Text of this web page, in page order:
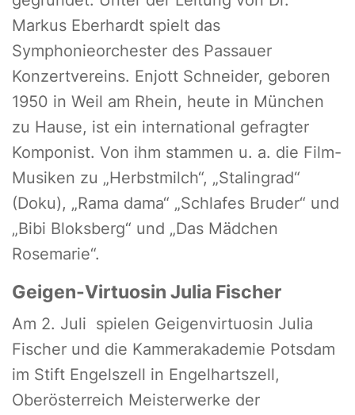
Markus Eberhardt spielt das
Symphonieorchester des Passauer
Konzertvereins. Enjott Schneider, geboren
1950 in Weil am Rhein, heute in München
zu Hause, ist ein international gefragter
Komponist. Von ihm stammen u. a. die Film-
Musiken zu „Herbstmilch“, „Stalingrad“
(Doku), „Rama dama“ „Schlafes Bruder“ und
„Bibi Bloksberg“ und „Das Mädchen
Rosemarie“.
Geigen-Virtuosin Julia Fischer
Am 2. Juli spielen Geigenvirtuosin Julia
Fischer und die Kammerakademie Potsdam
im Stift Engelszell in Engelhartszell,
Oberösterreich Meisterwerke der